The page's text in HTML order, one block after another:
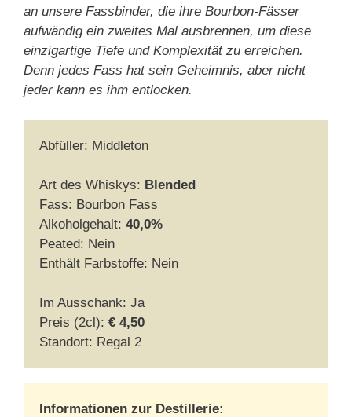
an unsere Fassbinder, die ihre Bourbon-Fässer
aufwändig ein zweites Mal ausbrennen, um diese
einzigartige Tiefe und Komplexität zu erreichen.
Denn jedes Fass hat sein Geheimnis, aber nicht
jeder kann es ihm entlocken.
Abfüller: Middleton
Art des Whiskys: Blended
Fass: Bourbon Fass
Alkoholgehalt: 40,0%
Peated: Nein
Enthält Farbstoffe: Nein
Im Ausschank: Ja
Preis (2cl): € 4,50
Standort: Regal 2
Informationen zur Destillerie: